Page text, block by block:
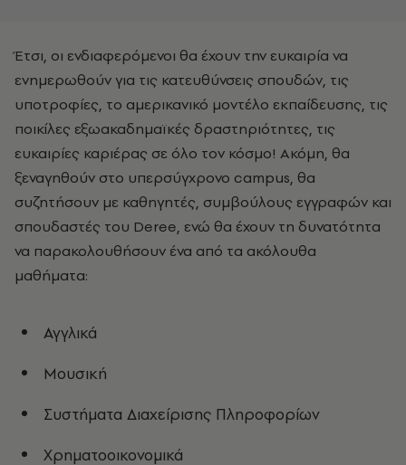
Έτσι, οι ενδιαφερόμενοι θα έχουν την ευκαιρία να
ενημερωθούν για τις κατευθύνσεις σπουδών, τις
υποτροφίες, το αμερικανικό μοντέλο εκπαίδευσης, τις
ποικίλες εξωακαδημαϊκές δραστηριότητες, τις
ευκαιρίες καριέρας σε όλο τον κόσμο! Ακόμη, θα
ξεναγηθούν στο υπερσύγχρονο campus, θα
συζητήσουν με καθηγητές, συμβούλους εγγραφών και
σπουδαστές του Deree, ενώ θα έχουν τη δυνατότητα
να παρακολουθήσουν ένα από τα ακόλουθα
μαθήματα:
Αγγλικά
Μουσική
Συστήματα Διαχείρισης Πληροφορίων
Χρηματοοικονομικά